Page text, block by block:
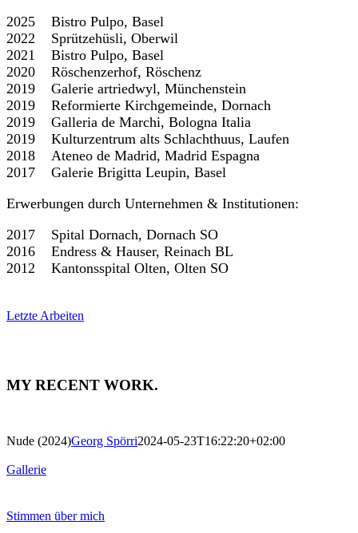
2025
Bistro Pulpo, Basel
2022
Sprützehüsli, Oberwil
2021
Bistro Pulpo, Basel
2020
Röschenzerhof, Röschenz
2019
Galerie artriedwyl, Münchenstein
2019
Reformierte Kirchgemeinde, Dornach
2019
Galleria de Marchi, Bologna Italia
2019
Kulturzentrum alts Schlachthuus, Laufen
2018
Ateneo de Madrid, Madrid Espagna
2017
Galerie Brigitta Leupin, Basel
Erwerbungen durch Unternehmen & Institutionen:
2017
Spital Dornach, Dornach SO
2016
Endress & Hauser, Reinach BL
2012
Kantonsspital Olten, Olten SO
Letzte Arbeiten
MY RECENT WORK.
Nude (2024)Georg Spörri2024-05-23T16:22:20+02:00
Gallerie
Stimmen über mich